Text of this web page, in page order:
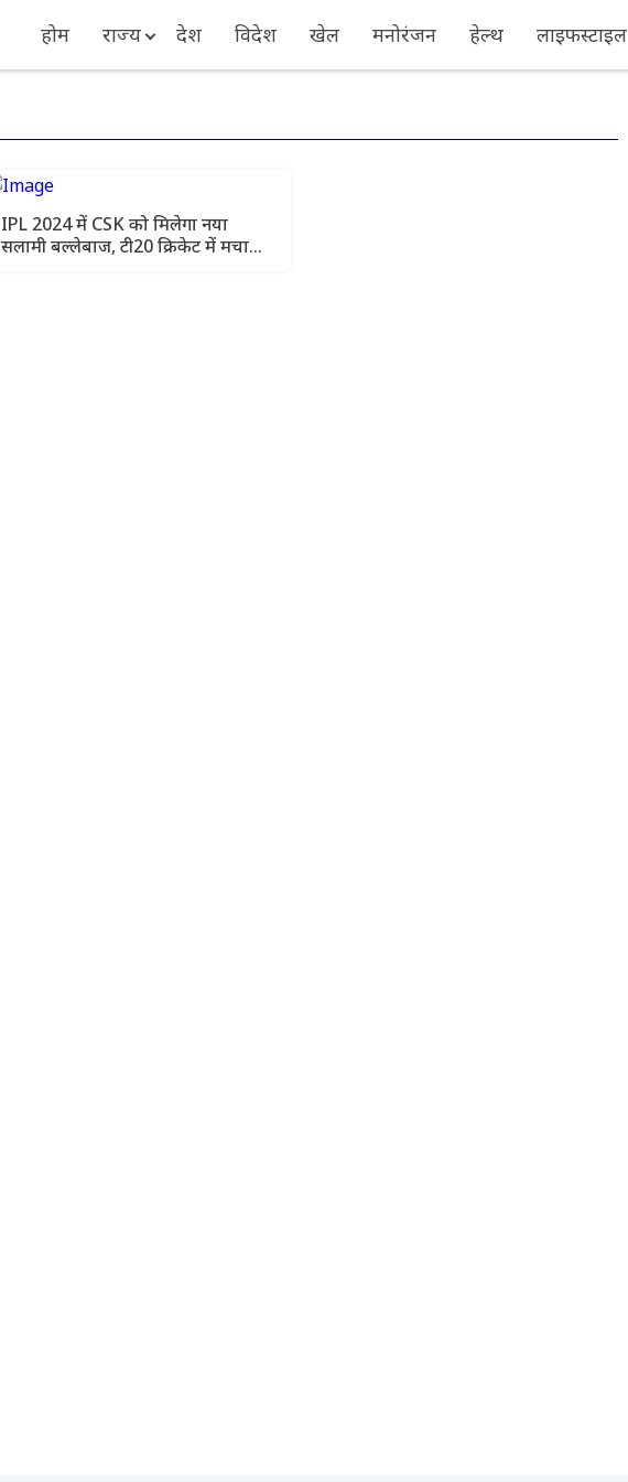
होम राज्य देश विदेश खेल मनोरंजन हेल्थ लाइफस्टाइल
IPL 2024 में CSK को मिलेगा नया
सलामी बल्लेबाज, टी20 क्रिकेट में मचाया